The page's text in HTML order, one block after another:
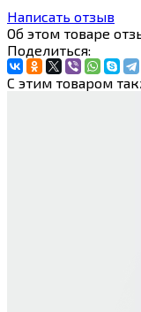
Написать отзыв
Об этом товаре
Поделиться:
С этим товаром